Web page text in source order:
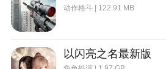
动作格斗 | 122.91 MB
以闪亮之名最新版